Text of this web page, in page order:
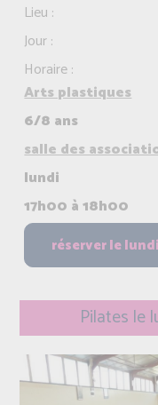
Lieu :
Jour :
Horaire :
Arts plastiques
6/8 ans
salle des
lundi
17h00 à 18h00
Pilates le